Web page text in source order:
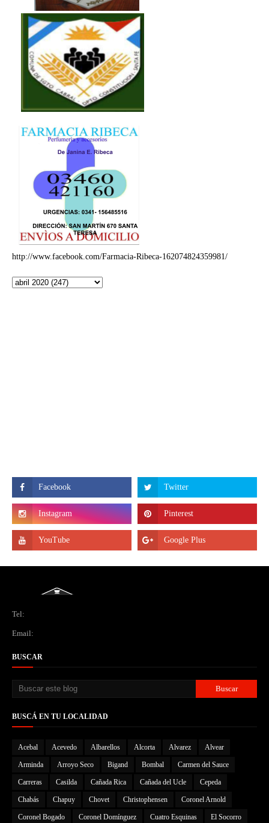
http://www.facebook.com/Farmacia-Ribeca-162074824359981/
Tel:
Email:
BUSCAR
BUSCÁ EN TU LOCALIDAD
Acebal Acevedo Albarellos Alcorta Alvarez Alvear
Arminda Arroyo Seco Bigand Bombal Carmen del Sauce
Carreras Casilda Cañada Rica Cañada del Ucle Cepeda
Chabás Chapuy Chovet Christophensen Coronel Arnold
Coronel Bogado Coronel Domínguez Cuatro Esquinas El Socorro